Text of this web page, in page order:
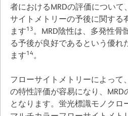
者におけるMRDの評価について
サイトメトリーの予後に関する
ます13 。MRD陰性は、多発性骨
る予後が良好であるという優れ
ます14 。
フローサイトメトリーによって
の特性評価が容易になり、
となります。蛍光標識モノクロ